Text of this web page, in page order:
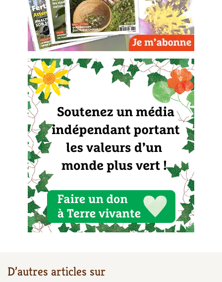
Carnets de saison
Compléments
Dossier4 saisons
Actualités
Vidéos et podcasts
Conseils vidéo des4 saisons
Secrets d’abonné
Tous au jardin ! avec Pascal
La vie secrète du jardin
BD : La folle histoire des plantes
D’autres articles sur